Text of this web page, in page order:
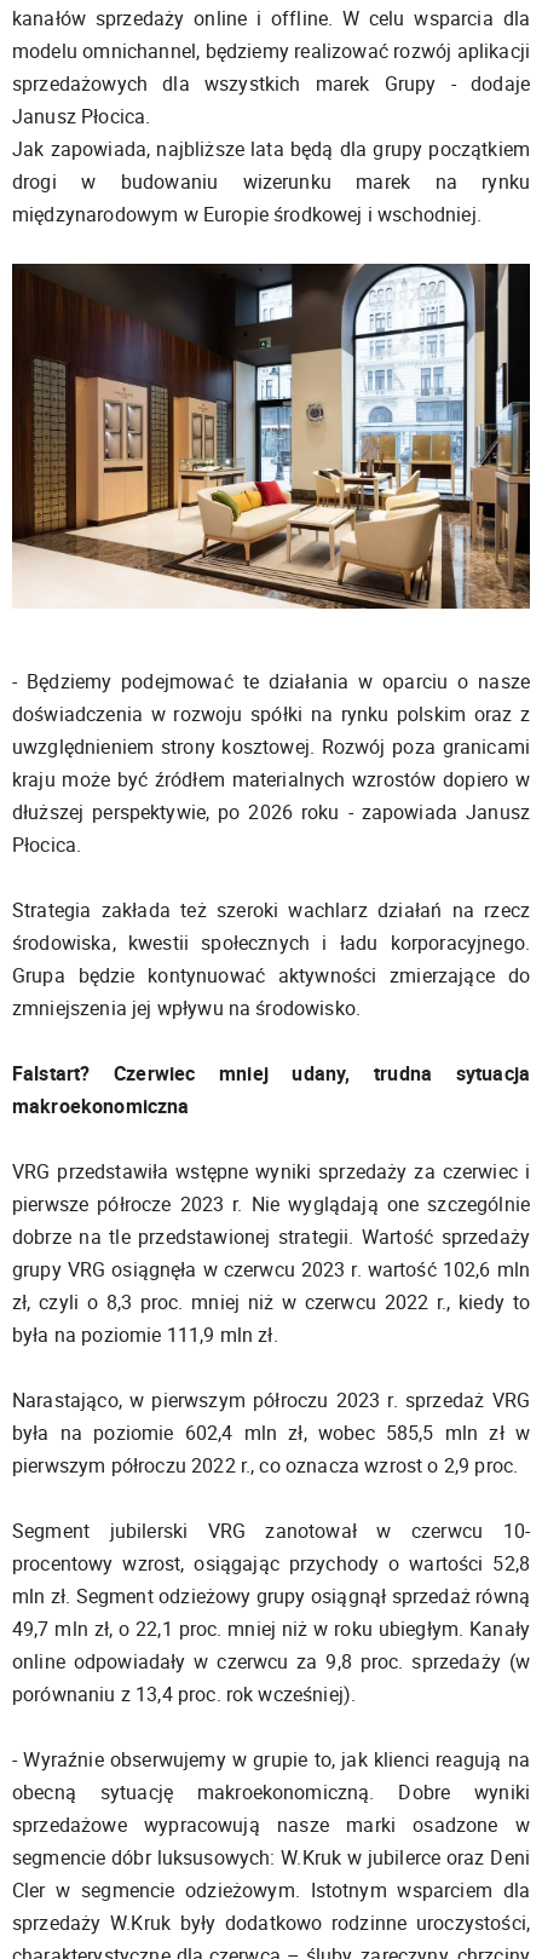
kanałów sprzedaży online i offline. W celu wsparcia dla
modelu omnichannel, będziemy realizować rozwój aplikacji
sprzedażowych dla wszystkich marek Grupy - dodaje
Janusz Płocica.
Jak zapowiada, najbliższe lata będą dla grupy początkiem
drogi w budowaniu wizerunku marek na rynku
międzynarodowym w Europie środkowej i wschodniej.
- Będziemy podejmować te działania w oparciu o nasze
doświadczenia w rozwoju spółki na rynku polskim oraz z
uwzględnieniem strony kosztowej. Rozwój poza granicami
kraju może być źródłem materialnych wzrostów dopiero w
dłuższej perspektywie, po 2026 roku - zapowiada Janusz
Płocica.
Strategia zakłada też szeroki wachlarz działań na rzecz
środowiska, kwestii społecznych i ładu korporacyjnego.
Grupa będzie kontynuować aktywności zmierzające do
zmniejszenia jej wpływu na środowisko.
Falstart? Czerwiec mniej udany, trudna sytuacja
makroekonomiczna
VRG przedstawiła wstępne wyniki sprzedaży za czerwiec i
pierwsze półrocze 2023 r. Nie wyglądają one szczególnie
dobrze na tle przedstawionej strategii. Wartość sprzedaży
grupy VRG osiągnęła w czerwcu 2023 r. wartość 102,6 mln
zł, czyli o 8,3 proc. mniej niż w czerwcu 2022 r., kiedy to
była na poziomie 111,9 mln zł.
Narastająco, w pierwszym półroczu 2023 r. sprzedaż VRG
była na poziomie 602,4 mln zł, wobec 585,5 mln zł w
pierwszym półroczu 2022 r., co oznacza wzrost o 2,9 proc.
Segment jubilerski VRG zanotował w czerwcu 10-
procentowy wzrost, osiągając przychody o wartości 52,8
mln zł. Segment odzieżowy grupy osiągnął sprzedaż równą
49,7 mln zł, o 22,1 proc. mniej niż w roku ubiegłym. Kanały
online odpowiadały w czerwcu za 9,8 proc. sprzedaży (w
porównaniu z 13,4 proc. rok wcześniej).
- Wyraźnie obserwujemy w grupie to, jak klienci reagują na
obecną sytuację makroekonomiczną. Dobre wyniki
sprzedażowe wypracowują nasze marki osadzone w
segmencie dóbr luksusowych: W.Kruk w jubilerce oraz Deni
Cler w segmencie odzieżowym. Istotnym wsparciem dla
sprzedaży W.Kruk były dodatkowo rodzinne uroczystości,